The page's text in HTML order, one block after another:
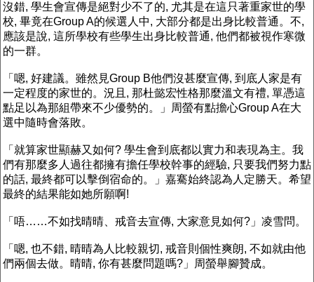
沒錯, 學生會宣傳是絕對少不了的, 尤其是在這只著重家世的學
校, 畢竟在Group A的候選人中, 大部分都是出身比較普通。不,
應該是說, 這所學校有些學生出身比較普通, 他們都被視作寒微
的一群。
「嗯, 好建議。雖然見Group B他們沒甚麼宣傳, 到底人家是有
一定程度的家世的。況且, 那杜懿宏性格那麼溫文有禮, 單憑這
點足以為那組帶來不少優勢的。」周螢有點擔心Group A在大
選中隨時會落敗。
「就算家世顯赫又如何? 學生會到底都以實力和表現為主。我
們有那麼多人過往都擁有擔任學校幹事的經驗, 只要我們努力點
的話, 最終都可以擊倒宿命的。」嘉騫始終認為人定勝天。希望
最終的結果能如她所願啊!
「唔……不如找晴晴、戒音去宣傳, 大家意見如何?」凌雪問。
「嗯, 也不錯, 晴晴為人比較親切, 戒音則個性爽朗, 不如就由他
們兩個去做。晴晴, 你有甚麼問題嗎?」周螢舉腳贊成。